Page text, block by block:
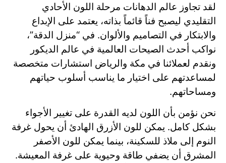
لقد تجاوز عالم الدهانات مرحلة اللون الأحادي
التقليدي ليصبح فناً قائماً بذاته، يعتمد على الإبداع
والابتكار في التصاميم والألوان. في “منزل الدقة”،
نواكب أحدث الصيحات العالمية في عالم الديكور
ونقدم لعملائنا في مكة والرياض استشارات متخصصة
لمساعدتهم على اختيار ما يناسب أسلوب حياتهم
ومساحاتهم.
نحن نؤمن بأن اللون لديه القدرة على تغيير الأجواء
بشكل كامل. يمكن للون الأزرق الهادئ أن يحول غرفة
النوم إلى ملاذ للسكينة، بينما يمكن للون الأصفر
المشرق أن يضفي طاقة وحيوية على غرفة المعيشة.